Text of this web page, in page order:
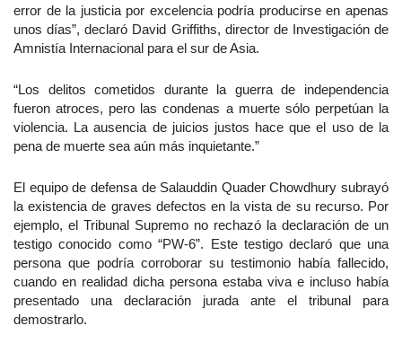
error de la justicia por excelencia podría producirse en apenas
unos días”, declaró David Griffiths, director de Investigación de
Amnistía Internacional para el sur de Asia.
“Los delitos cometidos durante la guerra de independencia
fueron atroces, pero las condenas a muerte sólo perpetúan la
violencia. La ausencia de juicios justos hace que el uso de la
pena de muerte sea aún más inquietante.”
El equipo de defensa de Salauddin Quader Chowdhury subrayó
la existencia de graves defectos en la vista de su recurso. Por
ejemplo, el Tribunal Supremo no rechazó la declaración de un
testigo conocido como “PW-6”. Este testigo declaró que una
persona que podría corroborar su testimonio había fallecido,
cuando en realidad dicha persona estaba viva e incluso había
presentado una declaración jurada ante el tribunal para
demostrarlo.